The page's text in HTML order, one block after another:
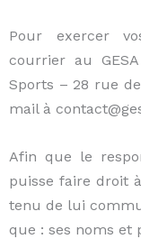
Pour exercer
courrier au
Sports – 28 rue
mail à
Afin que le
puisse faire droit
tenu de lui
que : ses noms et